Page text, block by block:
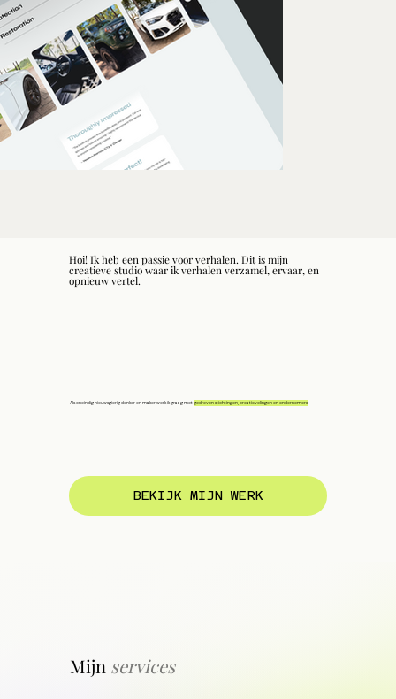
Als oneindig nieuwsgierig denker en maker werk ik graag metgedreven stichtingen, creatievelingen en ondernemers.
Hoi! Ik heb een passie voor verhalen. Dit is mijn
creatieve studio waar ik verhalen verzamel, ervaar, en
opnieuw vertel.
BEKIJK MIJN WERK
Mijn services